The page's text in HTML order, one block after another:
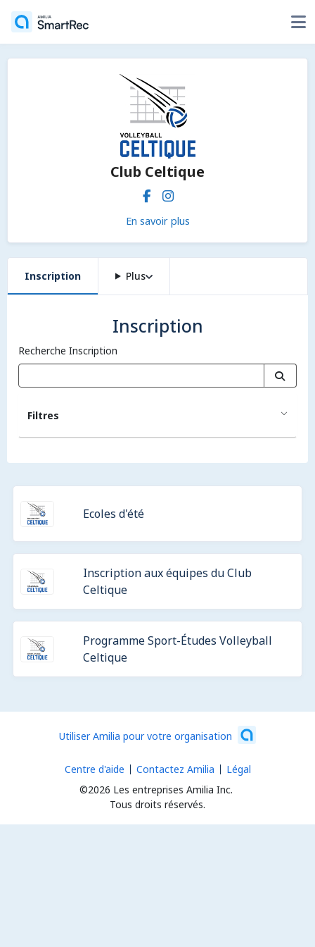
Club Celtique
En savoir plus
Inscription Plus
Inscription
Recherche Inscription
Filtres
Ecoles d'été
Inscription aux équipes du Club
Celtique
Programme Sport-Études Volleyball
Celtique
Utiliser Amilia pour votre organisation
©2026 Les entreprises Amilia Inc.
Tous droits réservés.
Centre d'aide Contactez Amilia Légal